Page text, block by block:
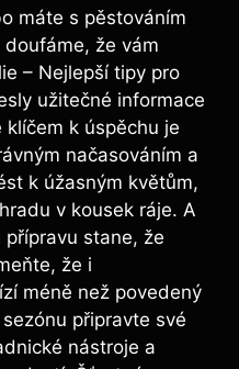
máte s pěstováním
že vám
– Nejlepší tipy pro
užitečné informace
k úspěchu je
načasováním a
k úžasným květům,
v kousek ráje. A
stane, že
že i
méně než povedený
připravte své
nástroje a